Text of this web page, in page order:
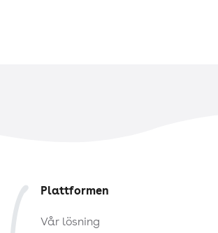
Plattformen
Vår lösning